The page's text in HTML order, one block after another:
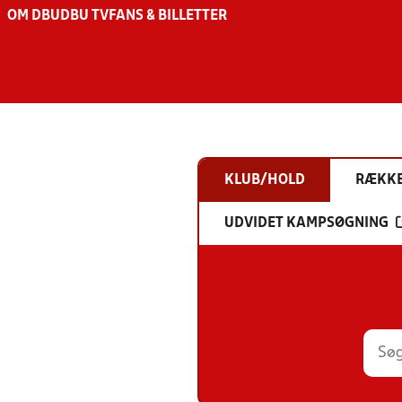
OM DBU DBU TV FANS & BILLETTER
KLUB/HOLD
UDVIDET KAMPSØGNING